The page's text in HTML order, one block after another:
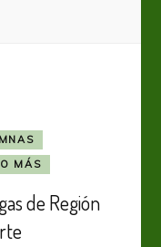
MÁS
de Región